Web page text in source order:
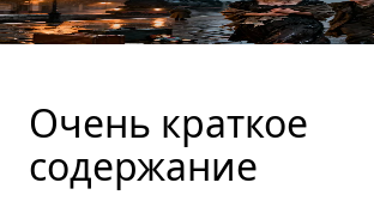
Очень краткое
содержание